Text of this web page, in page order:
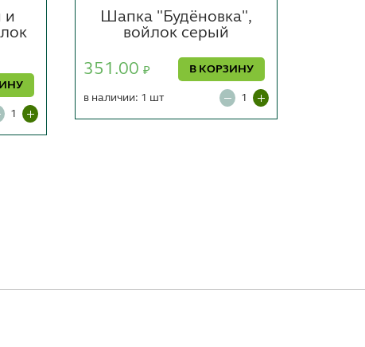
и
Шапка "Будёновка",
войлок серый
351.00₽ В КОРЗИНУ
в наличии: 1 шт